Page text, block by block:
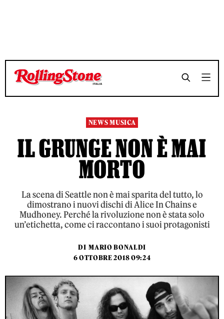
TEMPO DI LETTURA 11 MINUTI SHARE
TEMPO DI LETTURA 11 MINUTI SHARE
NEWS MUSICA
IL GRUNGE NON È MAI
MORTO
La scena di Seattle non è mai sparita del tutto, lo
dimostrano i nuovi dischi di Alice In Chains e
Mudhoney. Perché la rivoluzione non è stata solo
un’etichetta, come ci raccontano i suoi protagonisti
DI MARIO BONALDI
6 OTTOBRE 2018 09:24